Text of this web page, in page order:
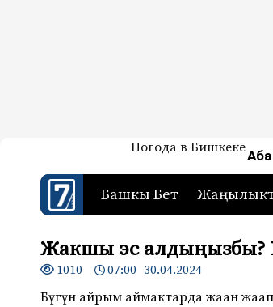
7-канал.
Жаңылыктар — Кыргызстан
Погода в Бишкеке
Башкы Бет
Жакшы эс алдыңызбы?
1010 07:00 30.04.2024
Бүгүн айрым аймактарда жаан